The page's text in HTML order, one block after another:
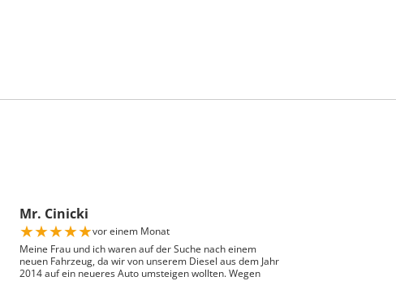
Mr. Cinicki
★★★★★vor einem Monat
Meine Frau und ich waren auf der Suche nach einem
neuen Fahrzeug, da wir von unserem Diesel aus dem Jahr
2014 auf ein neueres Auto umsteigen wollten. Wegen